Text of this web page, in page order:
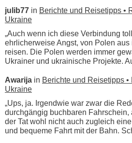
julib77 in Berichte und Reisetipps •
Ukraine
„Auch wenn ich diese Verbindung
ehrlicherweise Angst, von Polen
reisen. Die Polen werden immer
Ukrainer und ukrainische Projekte.
Awarija in Berichte und Reisetipps
Ukraine
„Ups, ja. Irgendwie war zwar die
durchgängig buchbaren Fahrschein,
der Tat wohl nicht auch zugleich
und bequeme Fahrt mit der Bahn.